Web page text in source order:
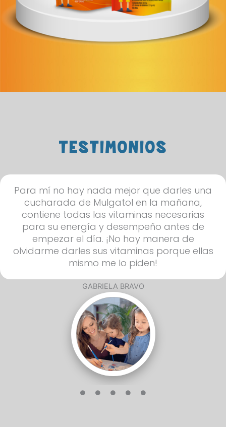
TESTIMONIOS
La labor de los padres es cuidar de nuestros
niños y asegurar que crezcan para
convertirse en su mejor versión posible en
servicio de la sociedad. Por eso cuido del
desarrollo mental y físico de mis hijas con
Mulgatol así como mis padres cuidaron de
mí.
JUAN PABLO TERÁN